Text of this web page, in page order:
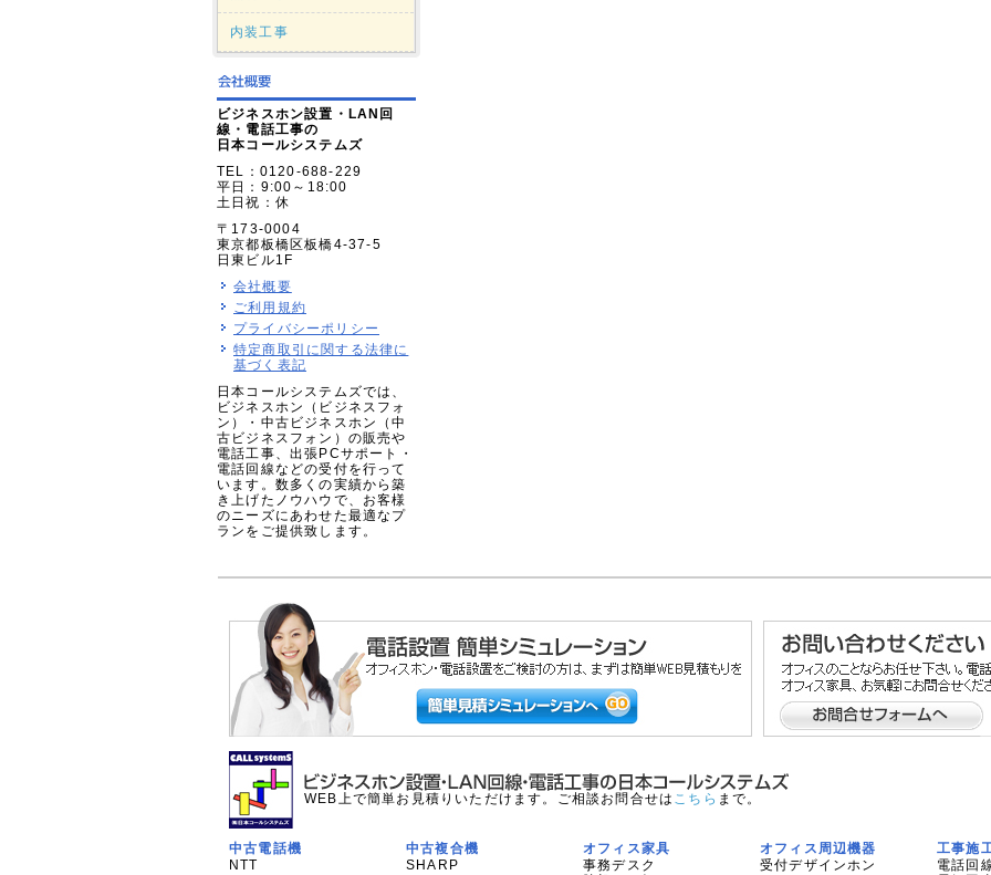
内装工事
ビジネスホン設置・LAN回
線・電話工事の
日本コールシステムズ
TEL：0120-688-229
平日：9:00～18:00
土日祝：休
〒173-0004
東京都板橋区板橋4-37-5
日東ビル1F
会社概要
ご利用規約
プライバシーポリシー
特定商取引に関する法律に
基づく表記
日本コールシステムズでは、
ビジネスホン（ビジネスフォ
ン）・中古ビジネスホン（中
古ビジネスフォン）の販売や
電話工事、出張PCサポート・
電話回線などの受付を行って
います。数多くの実績から築
き上げたノウハウで、お客様
のニーズにあわせた最適なプ
ランをご提供致します。
WEB上で簡単お見積りいただけます。ご相談お問合せは こちら まで。
中古電話機
NTT
中古複合機
SHARP
オフィス家具
事務デスク
オフィス周辺機器
受付デザインホン
工事施
電話回